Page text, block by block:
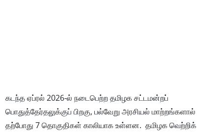
கடந்த ஏப்ரல் 2026-ல் நடைபெற்ற தமிழக சட்டமன்றப்
பொதுத்தேர்தலுக்குப் பிறகு, பல்வேறு அரசியல் மாற்றங்களால்
தற்போது 7 தொகுதிகள் காலியாக உள்ளன. தமிழக வெற்றிக்